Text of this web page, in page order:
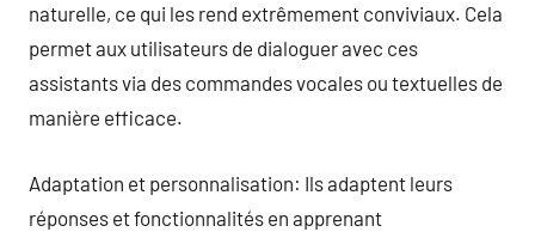
naturelle, ce qui les rend extrêmement conviviaux. Cela
permet aux utilisateurs de dialoguer avec ces
assistants via des commandes vocales ou textuelles de
manière efficace.
Adaptation et personnalisation: Ils adaptent leurs
réponses et fonctionnalités en apprenant